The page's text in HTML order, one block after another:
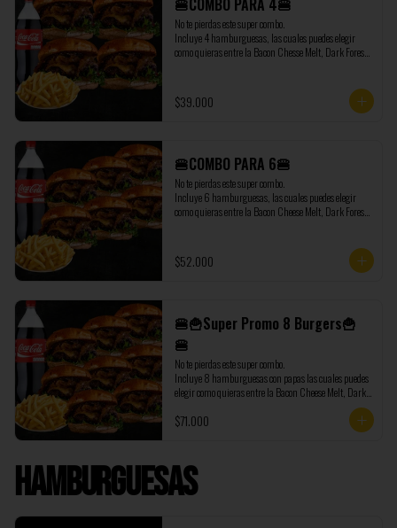
🍔COMBO PARA 4🍔
No te pierdas este super combo.
Incluye 4 hamburguesas, las cuales puedes elegir
como quieras entre la Bacon Chesse Melt, Dark Forest,
y 500 gramos de papas extras.
$39.000
🍔COMBO PARA 6🍔
No te pierdas este super combo.
Incluye 6 hamburguesas, las cuales puedes elegir
como quieras entre la Bacon Cheese Melt, Dark Forest,
y 500 gramos de papas extras.
$52.000
🍔🍟Super Promo 8 Burgers🍟
🍔
No te pierdas este super combo.
Incluye 8 hamburguesas con papas las cuales puedes
elegir como quieras entre la Bacon Cheese Melt, Dark
Burger, además de regalo te enviamos 1 Coca Cola de
$71.000
Hamburguesas